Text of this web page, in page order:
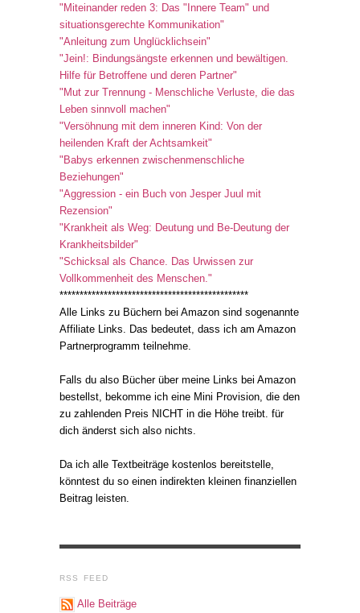
"Miteinander reden 3: Das "Innere Team" und
situationsgerechte Kommunikation"
"Anleitung zum Unglücklichsein"
"Jein!: Bindungsängste erkennen und bewältigen.
Hilfe für Betroffene und deren Partner"
"Mut zur Trennung - Menschliche Verluste, die das
Leben sinnvoll machen"
"Versöhnung mit dem inneren Kind: Von der
heilenden Kraft der Achtsamkeit"
"Babys erkennen zwischenmenschliche
Beziehungen"
"Aggression - ein Buch von Jesper Juul mit
Rezension"
"Krankheit als Weg: Deutung und Be-Deutung der
Krankheitsbilder"
"Schicksal als Chance. Das Urwissen zur
Vollkommenheit des Menschen."
***********************************************
Alle Links zu Büchern bei Amazon sind sogenannte
Affiliate Links. Das bedeutet, dass ich am Amazon
Partnerprogramm teilnehme.
Falls du also Bücher über meine Links bei Amazon
bestellst, bekomme ich eine Mini Provision, die den
zu zahlenden Preis NICHT in die Höhe treibt. für
dich änderst sich also nichts.
Da ich alle Textbeiträge kostenlos bereitstelle,
könntest du so einen indirekten kleinen finanziellen
Beitrag leisten.
RSS FEED
Alle Beiträge